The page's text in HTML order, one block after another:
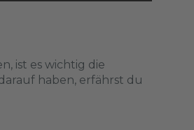
ist es wichtig die
haben, erfährst du